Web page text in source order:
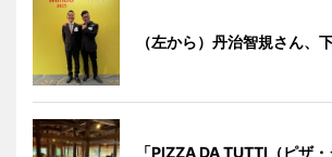
（左から）丹治智規さん、
「PIZZA DA TUTTI（ピザ